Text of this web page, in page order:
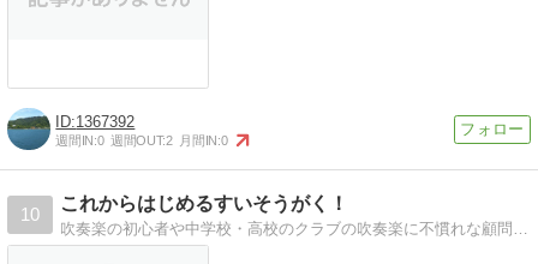
1367392
週間IN:0 週間OUT:2 月間IN:0
10
これからはじめるすいそうがく！
吹奏楽の初心者や中学校・高校のクラブの吹奏楽に不慣れな顧問の先生に吹奏楽を始める上での初心者向けの情報をご紹介します。